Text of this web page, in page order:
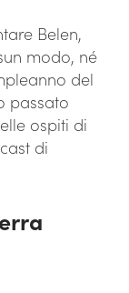
Belen,
modo, né
del
passato
ospiti di
di